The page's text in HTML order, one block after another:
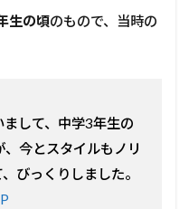
生の頃のもので、当時の
して、中学3年生の
今とスタイルもノリ
びっくりしました。